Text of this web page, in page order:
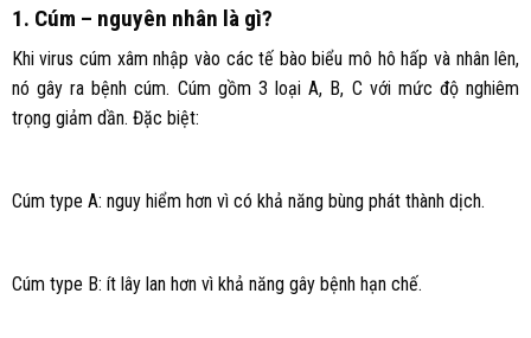
1. Cúm – nguyên nhân là gì?
Khi virus cúm xâm nhập vào các tế bào biểu mô hô hấp và nhân lên,
nó gây ra bệnh cúm. Cúm gồm 3 loại A, B, C với mức độ nghiêm
trọng giảm dần. Đặc biệt:
Cúm type A: nguy hiểm hơn vì có khả năng bùng phát thành dịch.
Cúm type B: ít lây lan hơn vì khả năng gây bệnh hạn chế.